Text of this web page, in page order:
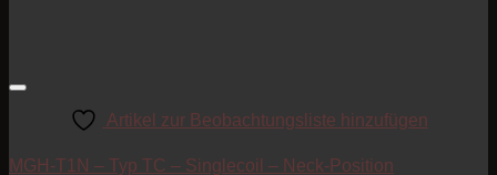
Artikel zur Beobachtungsliste hinzufügen
MGH-T1N – Typ TC – Singlecoil – Neck-Position